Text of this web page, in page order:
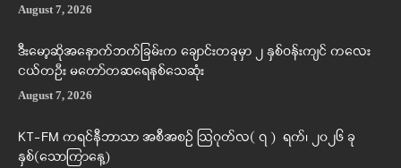
August 7, 2026
ဒီးမော့ဆိုအနောက်ဘက်ခြမ်းက ချောင်းတခုမှာ ၂ နှစ်ဝန်းကျင် ကလေး
ငယ်တဦး မတော်တဆရေနစ်သေဆုံး
August 7, 2026
KT-FM ကရင်နီဘာသာ အစီအစဉ် ဩဂုတ်လ( ၇ ) ရက်၊ ၂၀၂၆ ခု
နှစ်(သောကြာနေ့)